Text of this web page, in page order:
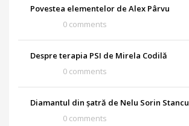
Povestea elementelor de Alex Pârvu
0 comments
Despre terapia PSI de Mirela Codilă
0 comments
Diamantul din șatră de Nelu Sorin Stancu
0 comments